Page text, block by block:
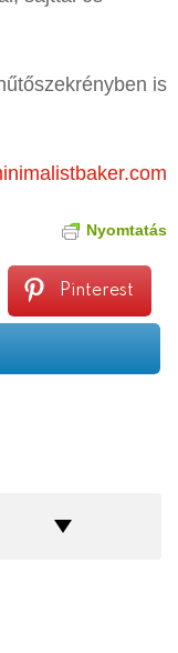
is
Nyomtatás
Pinterest